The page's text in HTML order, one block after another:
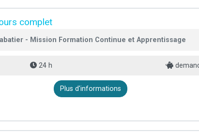
complet
- Mission Formation Continue et Apprentissage
24 h
Plus d'informations